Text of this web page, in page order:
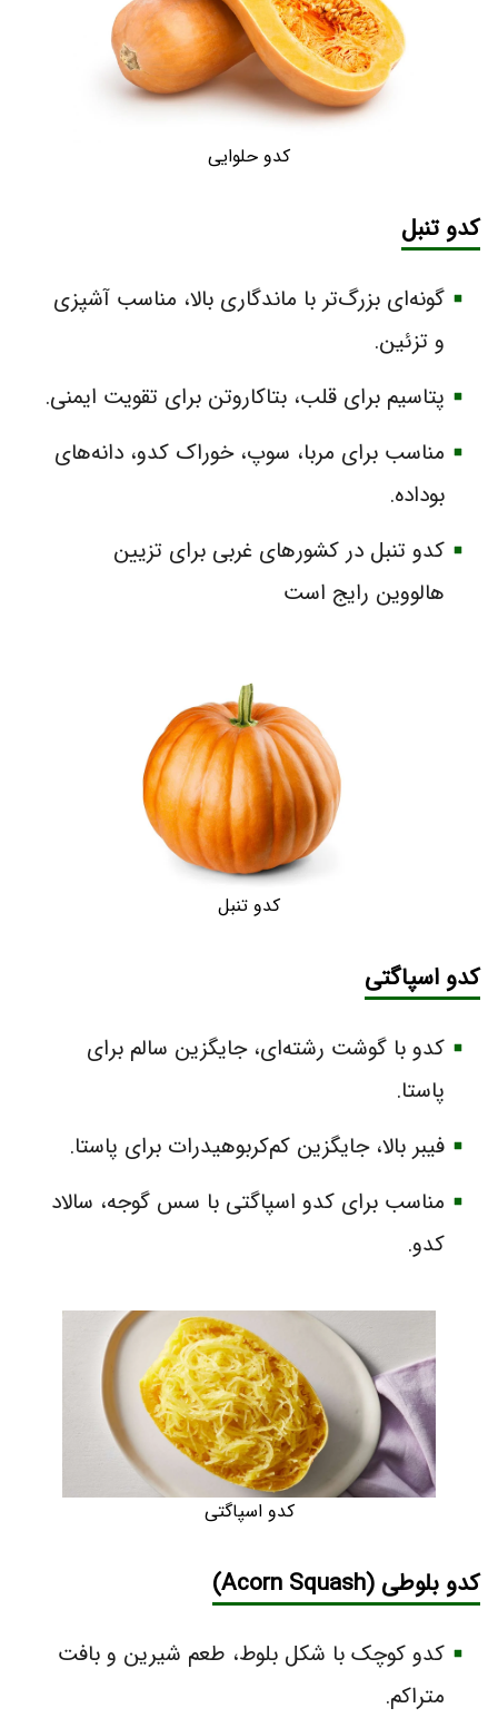
کدو حلوایی
کدو تنبل
گونه‌ای بزرگ‌تر با ماندگاری بالا، مناسب آشپزی
و تزئین.
پتاسیم برای قلب، بتاکاروتن برای تقویت ایمنی.
مناسب برای مربا، سوپ، خوراک کدو، دانه‌های
بو‌داده.
کدو تنبل در کشورهای غربی برای تزیین
هالووین رایج است
کدو تنبل
کدو اسپاگتی
کدو با گوشت رشته‌ای، جایگزین سالم برای
پاستا.
فیبر بالا، جایگزین کم‌کربوهیدرات برای پاستا.
مناسب برای کدو اسپاگتی با سس گوجه، سالاد
کدو.
کدو اسپاگتی
کدو بلوطی (Acorn Squash)
کدو کوچک با شکل بلوط، طعم شیرین و بافت
متراکم.